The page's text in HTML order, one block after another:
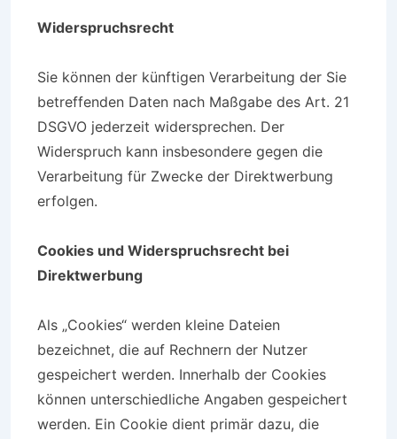
Widerspruchsrecht
Sie können der künftigen Verarbeitung der Sie
betreffenden Daten nach Maßgabe des Art. 21
DSGVO jederzeit widersprechen. Der
Widerspruch kann insbesondere gegen die
Verarbeitung für Zwecke der Direktwerbung
erfolgen.
Cookies und Widerspruchsrecht bei
Direktwerbung
Als „Cookies“ werden kleine Dateien
bezeichnet, die auf Rechnern der Nutzer
gespeichert werden. Innerhalb der Cookies
können unterschiedliche Angaben gespeichert
werden. Ein Cookie dient primär dazu, die